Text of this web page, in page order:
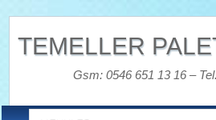
TEMELLER
Gsm: 0546 651 13 16 –